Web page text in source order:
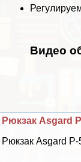
Видео
Рюкзак Asgard
Рюкзак Asgard